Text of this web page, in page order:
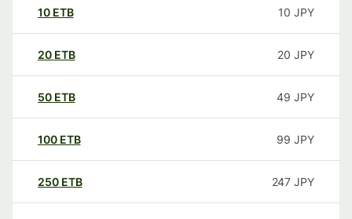
10 ETB 10 JPY
20 ETB 20 JPY
50 ETB 49 JPY
100 ETB 99 JPY
250 ETB 247 JPY